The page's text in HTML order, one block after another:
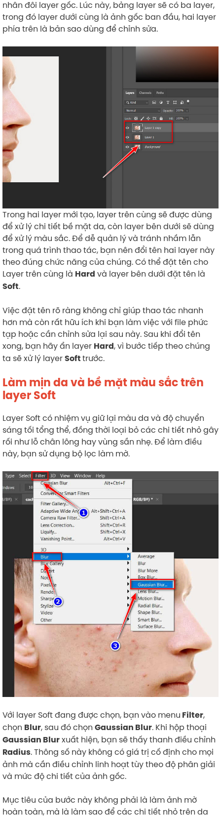
nhân đôi layer gốc. Lúc này, bảng layer sẽ có ba layer,
trong đó layer dưới cùng là ảnh gốc ban đầu, hai layer
phía trên là bản sao dùng để chỉnh sửa.
Trong hai layer mới tạo, layer trên cùng sẽ được dùng
để xử lý chi tiết bề mặt da, còn layer bên dưới sẽ dùng
để xử lý màu sắc. Để dễ quản lý và tránh nhầm lẫn
trong quá trình thao tác, bạn nên đổi tên hai layer này
theo đúng chức năng của chúng. Có thể đặt tên cho
Layer trên cùng là Hard và layer bên dưới đặt tên là
Soft.
Việc đặt tên rõ ràng không chỉ giúp thao tác nhanh
hơn mà còn rất hữu ích khi bạn làm việc với file phức
tạp hoặc cần chỉnh sửa lại sau này. Sau khi đổi tên
xong, bạn hãy ẩn layer Hard, vì bước tiếp theo chúng
ta sẽ xử lý layerSofttrước.
Làm mịn da và bề mặt màu sắc trên
layer Soft
Layer Soft có nhiệm vụ giữ lại màu da và độ chuyển
sáng tối tổng thể, đồng thời loại bỏ các chi tiết nhỏ gây
rối như lỗ chân lông hay vùng sần nhẹ. Để làm điều
này, bạn sử dụng bộ lọc làm mờ.
Với layer Soft đang được chọn, bạn vào menu Filter,
chọn Blur, sau đó chọn Gaussian Blur. Khi hộp thoại
Gaussian Blurxuất hiện, bạn sẽ thấy thanh điều chỉnh
Radius. Thông số này không có giá trị cố định cho mọi
ảnh mà cần điều chỉnh linh hoạt tùy theo độ phân giải
và mức độ chi tiết của ảnh gốc.
Mục tiêu của bước này không phải là làm ảnh mờ
hoàn toàn, mà là làm sao để các chi tiết nhỏ trên da